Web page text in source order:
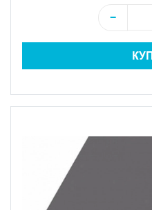
−